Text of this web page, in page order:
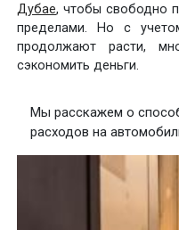
Дубае, чтобы свободно
пределами. Но с
продолжают расти,
сэкономить деньги.
Мы расскажем о
расходов на